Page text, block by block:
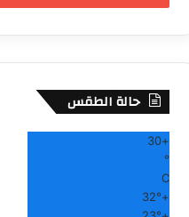
حالة الطقس
+
30
°
C
+
32°